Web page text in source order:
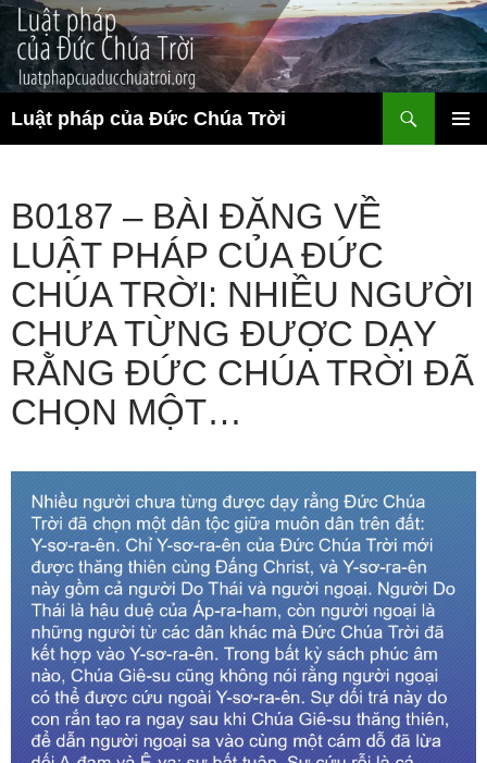
Chuyển
đến
nội
dung
Luật pháp của Đức Chúa Trời
kiếm
B0187 – BÀI ĐĂNG VỀ
LUẬT PHÁP CỦA ĐỨC
CHÚA TRỜI: NHIỀU NGƯỜI
CHƯA TỪNG ĐƯỢC DẠY
RẰNG ĐỨC CHÚA TRỜI ĐÃ
CHỌN MỘT…